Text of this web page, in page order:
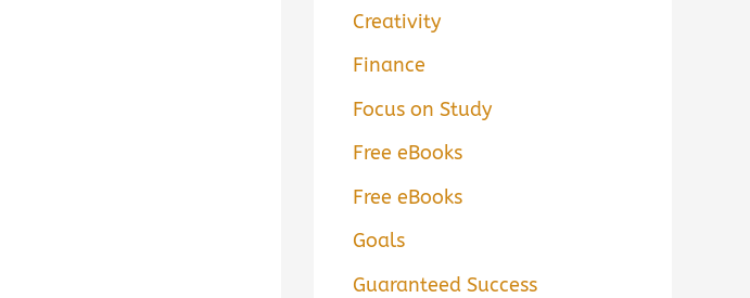
Creativity
Finance
Focus on Study
Free eBooks
Free eBooks
Goals
Guaranteed Success